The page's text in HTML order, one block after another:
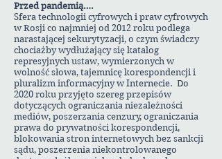
Przed pandemią….
Sfera technologii cyfrowych i praw cyfrowych
w Rosji co najmniej od 2012 roku podlega
narastającej sekurytyzacji, o czym świadczy
chociażby wydłużający się katalog
represyjnych ustaw, wymierzonych w
wolność słowa, tajemnicę korespondencji i
pluralizm informacyjny w Internecie. Do
2020 roku przyjęto szereg przepisów
dotyczących ograniczania niezależności
mediów, poszerzania cenzury, ograniczania
prawa do prywatności korespondencji,
blokowania stron internetowych bez sankcji
sądu, poszerzenia niekontrolowanego